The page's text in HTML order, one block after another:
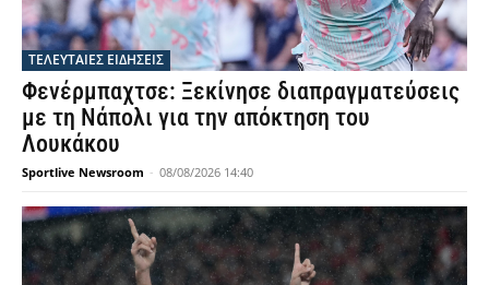
ΤΕΛΕΥΤΑΙΕΣ ΕΙΔΗΣΕΙΣ
Φενέρμπαχτσε: Ξεκίνησε διαπραγματεύσεις
με τη Νάπολι για την απόκτηση του
Λουκάκου
Sportlive Newsroom - 08/08/2026 14:40